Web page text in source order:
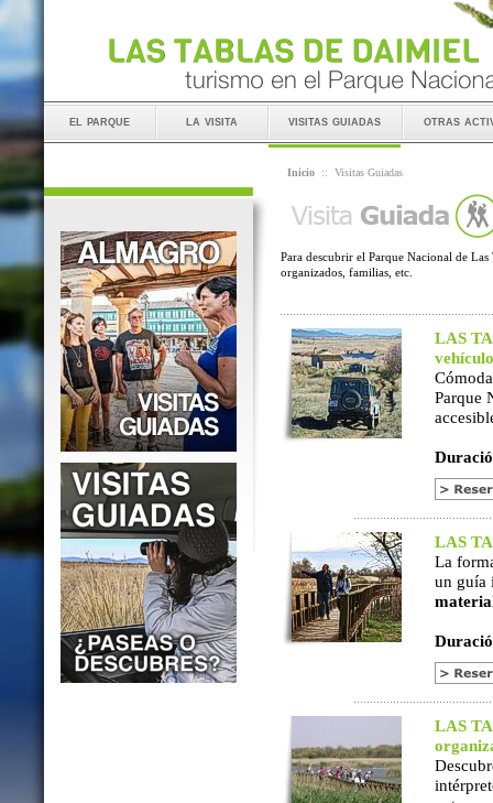
el parque la visita visitas guiadas otras
Inicio :: Visitas Guiadas
Para descubrir el Parque Nacional de
organizados, familias, etc.
LAS
vehículo
Parque
LAS
La
un guía
LAS